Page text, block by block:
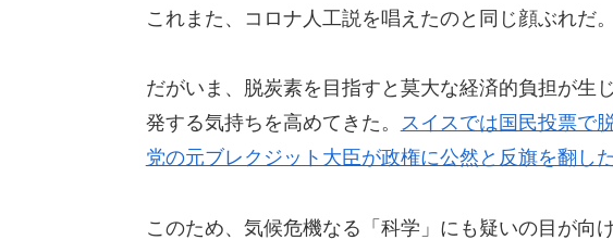
これまた、コロナ人工説を唱えたのと同じ顔ぶれだ。
だがいま、脱炭素を目指すと莫大な経済的負担が生
発する気持ちを高めてきた。 スイスでは国民投票で
党の元ブレクジット大臣が政権に公然と反旗を翻した
このため、気候危機なる「科学」にも疑いの目が向